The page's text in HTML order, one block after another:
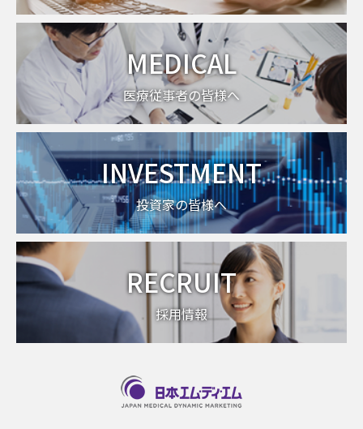
MEDICAL
医療従事者の皆様へ
INVESTMENT
投資家の皆様へ
RECRUIT
採用情報